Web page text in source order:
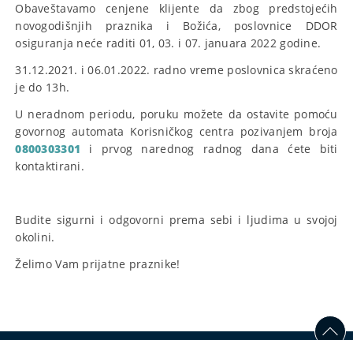
Obaveštavamo cenjene klijente da zbog predstojećih
novogodišnjih praznika i Božića, poslovnice DDOR
osiguranja neće raditi 01, 03. i 07. januara 2022 godine.
31.12.2021. i 06.01.2022. radno vreme poslovnica skraćeno
je do 13h.
U neradnom periodu, poruku možete da ostavite pomoću
govornog automata Korisničkog centra pozivanjem broja
0800303301 i prvog narednog radnog dana ćete biti
kontaktirani.
Budite sigurni i odgovorni prema sebi i ljudima u svojoj
okolini.
Želimo Vam prijatne praznike!